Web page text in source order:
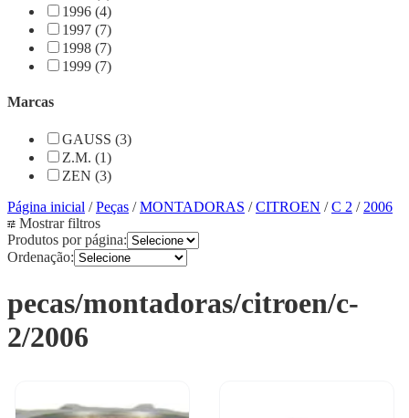
1996 (4)
1997 (7)
1998 (7)
1999 (7)
Marcas
GAUSS (3)
Z.M. (1)
ZEN (3)
Página inicial /Peças /MONTADORAS /CITROEN /C 2 / 2006
Mostrar filtros
Produtos por página:
Ordenação:
pecas/montadoras/citroen/c-
2/2006